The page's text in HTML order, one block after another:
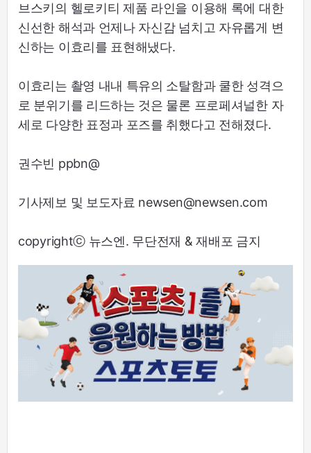
브스키의 헬로키티 제품 라인을 이용해 록에 대한
신선한 해석과 언제나 자신감 넘치고 자유롭게 변
신하는 이효리를 표현해냈다.
이효리는 촬영 내내 특유의 소탈함과 쿨한 성격으
로 분위기를 리드하는 것은 물론 프로페셔널한 자
세로 다양한 표정과 포즈를 취했다고 전해졌다.
권수빈 ppbn@
기사제보 및 보도자료 newsen@newsen.com
copyrightⓒ 뉴스엔. 무단전재 & 재배포 금지